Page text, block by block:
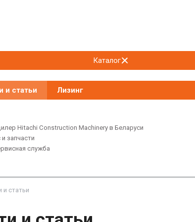
Каталог
и статьи Лизинг
Hitachi Construction Machinery в Беларуси
запчасти
служба
и статьи